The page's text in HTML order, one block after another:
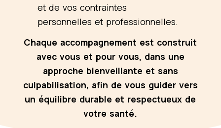
et de vos contraintes
personnelles et professionnelles.
Chaque accompagnement est construit
avec vous et pour vous, dans une
approche bienveillante et sans
culpabilisation, afin de vous guider vers
un équilibre durable et respectueux de
votre santé.